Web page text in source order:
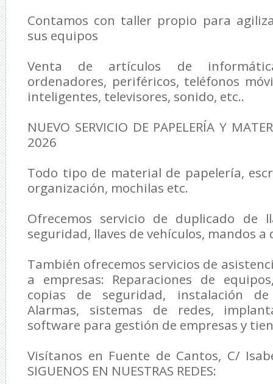
Contamos con taller propio para
sus equipos
Venta de artículos de
ordenadores, periféricos, teléfonos
inteligentes, televisores, sonido, etc..
NUEVO SERVICIO DE PAPELERÍA Y
2026
Todo tipo de material de papelería,
organización, mochilas etc.
Ofrecemos servicio de duplicado de
seguridad, llaves de vehículos, mandos a
También ofrecemos servicios de
a empresas: Reparaciones de
copias de seguridad, instalación de
Alarmas, sistemas de redes,
software para gestión de empresas y
Visítanos en Fuente de Cantos, C/
SIGUENOS EN NUESTRAS REDES: